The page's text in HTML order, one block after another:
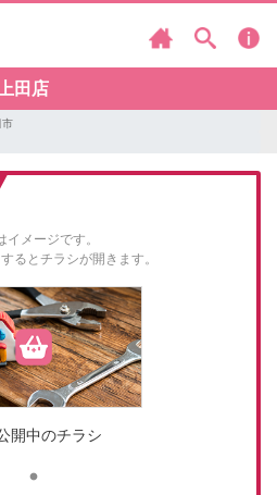
田店
市
イメージです。
るとチラシが開きます。
開中のチラシ